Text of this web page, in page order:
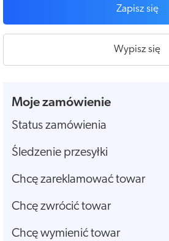
Zapisz się
Wypisz się
Moje zamówienie
Status zamówienia
Śledzenie przesyłki
Chcę zareklamować towar
Chcę zwrócić towar
Chcę wymienić towar